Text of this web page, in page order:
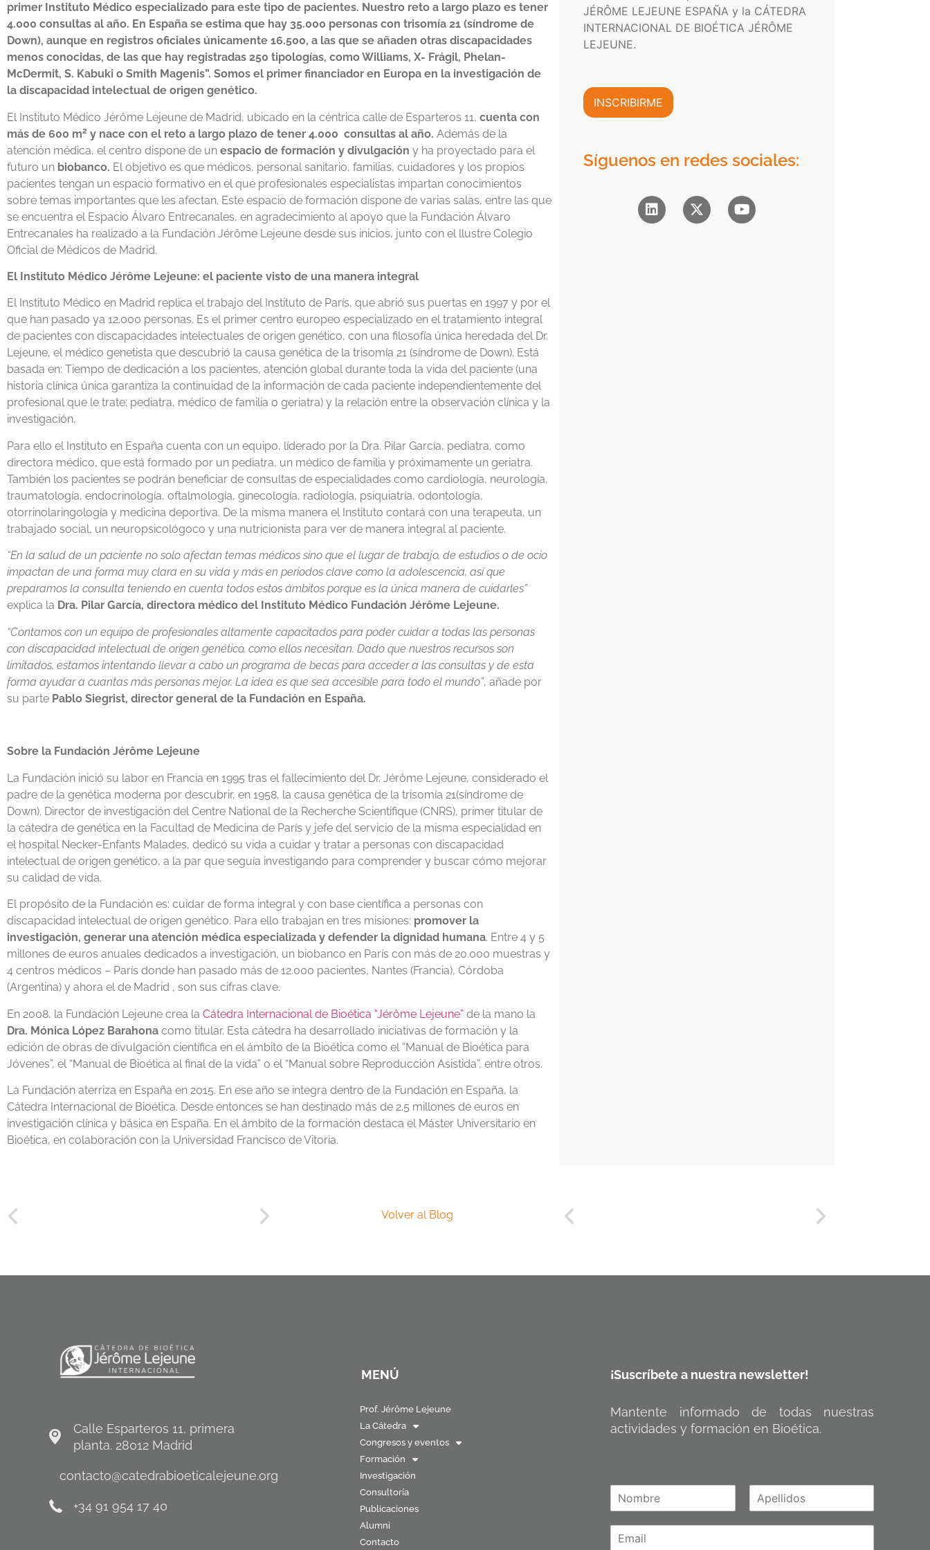
primer Instituto Médico especializado para este tipo de pacientes. Nuestro reto a largo plazo es tener
4.000 consultas al año. En España se estima que hay 35.000 personas con trisomía 21 (síndrome de
Down), aunque en registros oficiales únicamente 16.500, a las que se añaden otras discapacidades
menos conocidas, de las que hay registradas 250 tipologías, como Williams, X- Frágil, Phelan-
McDermit, S. Kabuki o Smith Magenis”. Somos el primer financiador en Europa en la investigación de
la discapacidad intelectual de origen genético.
El Instituto Médico Jérôme Lejeune de Madrid, ubicado en la céntrica calle de Esparteros 11, cuenta con
más de 600 m2 y nace con el reto a largo plazo de tener 4.000 consultas al año. Además de la
atención médica, el centro dispone de un espacio de formación y divulgación y ha proyectado para el
futuro un biobanco. El objetivo es que médicos, personal sanitario, familias, cuidadores y los propios
pacientes tengan un espacio formativo en el que profesionales especialistas impartan conocimientos
sobre temas importantes que les afectan. Este espacio de formación dispone de varias salas, entre las que
se encuentra el Espacio Álvaro Entrecanales, en agradecimiento al apoyo que la Fundación Álvaro
Entrecanales ha realizado a la Fundación Jérôme Lejeune desde sus inicios, junto con el llustre Colegio
Oficial de Médicos de Madrid.
El Instituto Médico Jérôme Lejeune: el paciente visto de una manera integral
El Instituto Médico en Madrid replica el trabajo del Instituto de París, que abrió sus puertas en 1997 y por el
que han pasado ya 12.000 personas. Es el primer centro europeo especializado en el tratamiento integral
de pacientes con discapacidades intelectuales de origen genético, con una filosofía única heredada del Dr.
Lejeune, el médico genetista que descubrió la causa genética de la trisomía 21 (síndrome de Down). Está
basada en: Tiempo de dedicación a los pacientes, atención global durante toda la vida del paciente (una
historia clínica única garantiza la continuidad de la información de cada paciente independientemente del
profesional que le trate: pediatra, médico de familia o geriatra) y la relación entre la observación clínica y la
investigación.
Para ello el Instituto en España cuenta con un equipo, líderado por la Dra. Pilar García, pediatra, como
directora médico, que está formado por un pediatra, un médico de familia y próximamente un geriatra.
También los pacientes se podrán beneficiar de consultas de especialidades como cardiología, neurología,
traumatología, endocrinología, oftalmología, ginecología, radiología, psiquiatría, odontología,
otorrinolaringología y medicina deportiva. De la misma manera el Instituto contará con una terapeuta, un
trabajado social, un neuropsicológoco y una nutricionista para ver de manera integral al paciente.
“En la salud de un paciente no solo afectan temas médicos sino que el lugar de trabajo, de estudios o de ocio
impactan de una forma muy clara en su vida y más en periodos clave como la adolescencia, así que
preparamos la consulta teniendo en cuenta todos estos ámbitos porque es la única manera de cuidarles”
explica la Dra. Pilar García, directora médico del Instituto Médico Fundación Jérôme Lejeune.
“Contamos con un equipo de profesionales altamente capacitados para poder cuidar a todas las personas
con discapacidad intelectual de origen genético, como ellos necesitan. Dado que nuestros recursos son
limitados, estamos intentando llevar a cabo un programa de becas para acceder a las consultas y de esta
forma ayudar a cuantas más personas mejor. La idea es que sea accesible para todo el mundo”, añade por
su parte Pablo Siegrist, director general de la Fundación en España.
Sobre la Fundación Jérôme Lejeune
La Fundación inició su labor en Francia en 1995 tras el fallecimiento del Dr. Jérôme Lejeune, considerado el
padre de la genética moderna por descubrir, en 1958, la causa genética de la trisomía 21(síndrome de
Down). Director de investigación del Centre National de la Recherche Scientifique (CNRS), primer titular de
la cátedra de genética en la Facultad de Medicina de París y jefe del servicio de la misma especialidad en
el hospital Necker-Enfants Malades, dedicó su vida a cuidar y tratar a personas con discapacidad
intelectual de origen genético, a la par que seguía investigando para comprender y buscar cómo mejorar
su calidad de vida.
El propósito de la Fundación es: cuidar de forma integral y con base científica a personas con
discapacidad intelectual de origen genético. Para ello trabajan en tres misiones: promover la
investigación, generar una atención médica especializada y defender la dignidad humana. Entre 4 y 5
millones de euros anuales dedicados a investigación, un biobanco en París con más de 20.000 muestras y
4 centros médicos – París donde han pasado más de 12.000 pacientes, Nantes (Francia), Córdoba
(Argentina) y ahora el de Madrid , son sus cifras clave.
En 2008, la Fundación Lejeune crea la Cátedra Internacional de Bioética “Jérôme Lejeune” de la mano la
Dra. Mónica López Barahona como titular. Esta cátedra ha desarrollado iniciativas de formación y la
edición de obras de divulgación científica en el ámbito de la Bioética como el “Manual de Bioética para
Jóvenes”, el “Manual de Bioética al final de la vida” o el “Manual sobre Reproducción Asistida”, entre otros.
La Fundación aterriza en España en 2015. En ese año se integra dentro de la Fundación en España, la
Cátedra Internacional de Bioética. Desde entonces se han destinado más de 2.5 millones de euros en
investigación clínica y básica en España. En el ámbito de la formación destaca el Máster Universitario en
Bioética, en colaboración con la Universidad Francisco de Vitoria.
i
c
o
r
i
v
d
a
m
a
c
i
C
o
m
c
JÉRÔME LEJEUNE ESPAÑA y la CÁTEDRA
INTERNACIONAL DE BIOÉTICA JÉRÔME
LEJEUNE.
INSCRIBIRME
Síguenos en redes sociales:
Volver al Blog
Calle Esparteros 11, primera
planta. 28012 Madrid
contacto@catedrabioeticalejeune.org
+34 91 954 17 40
MENÚ
Prof. Jérôme Lejeune
La Cátedra
Congresos y eventos
Formación
Investigación
Consultoría
Publicaciones
Alumni
Contacto
¡Suscríbete a nuestra newsletter!
Mantente informado de todas nuestras
actividades y formación en Bioética.
o
p